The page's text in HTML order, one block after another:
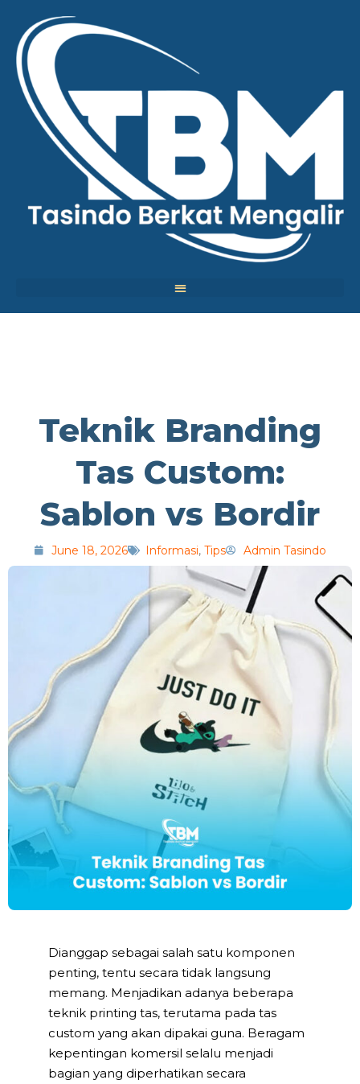
Teknik Branding
Tas Custom:
Sablon vs Bordir
June 18, 2026 Informasi, Tips Admin Tasindo
Dianggap sebagai salah satu komponen
penting, tentu secara tidak langsung
memang. Menjadikan adanya beberapa
teknik printing tas, terutama pada tas
custom yang akan dipakai guna. Beragam
kepentingan komersil selalu menjadi
bagian yang diperhatikan secara